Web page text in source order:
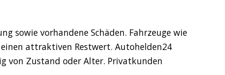
sowie vorhandene Schäden. Fahrzeuge wie
attraktiven Restwert. Autohelden24
von Zustand oder Alter. Privatkunden